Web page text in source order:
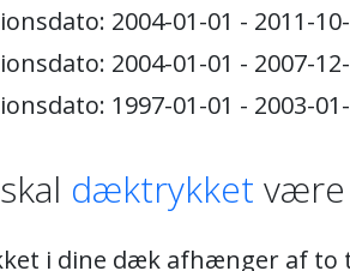
2004-01-01 - 2011-
2004-01-01 - 2007-
1997-01-01 - 2003-
dæktrykket være
i dine dæk afhænger af to